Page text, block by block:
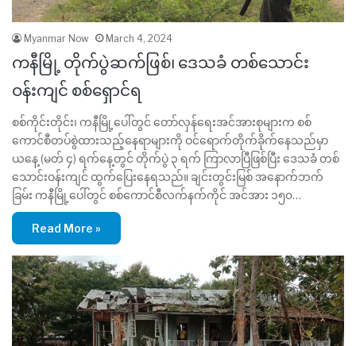
Myanmar Now March 4, 2024
ကနီမြို့ တိုက်ပွဲဆက်ဖြစ်၊ ဒေသခံ တစ်သောင်း
ဝန်းကျင် စစ်ရှောင်ရ
စစ်ကိုင်းတိုင်း၊ ကနီမြို့ပေါ်တွင် တော်လှန်ရေးအင်အားစုများက စစ်
ကောင်စီတပ်စွဲထားသည့်နေရာများကို ဝင်ရောက်တိုက်ခိုက်နေသည်မှာ
ယနေ့ (မတ် ၄) ရက်နေ့တွင် တိုက်ပွဲ ၃ ရက် ကြာလာပြီဖြစ်ပြီး ဒေသခံ တစ်
သောင်းဝန်းကျင် ထွက်ပြေးနေရသည်။ ချင်းတွင်းမြစ် အနောက်ဘက်
ခြမ်း ကနီမြို့ပေါ်တွင် စစ်ကောင်စီလက်နက်ကိုင် အင်အား ၁၅၀…
Read More »